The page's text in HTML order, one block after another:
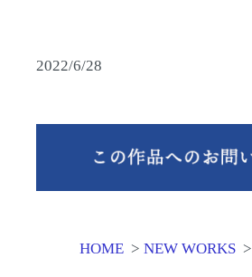
2022/6/28
HOME> NEW WORKS>